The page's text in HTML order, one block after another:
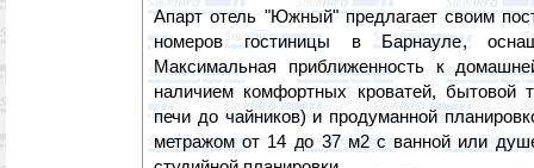
Апарт отель "Южный" предлагает своим
номеров гостиницы в Барнауле,
Максимальная приближенность к
наличием комфортных кроватей, бытовой
печи до чайников) и продуманной
метражом от 14 до 37 м2 с ванной или